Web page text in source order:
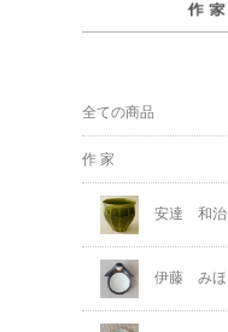
全ての商品
作 家
安達 和治
伊藤 みほ